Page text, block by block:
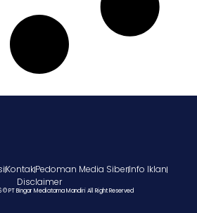
KontakPedoman Media SiberInfo Iklan
Disclaimer
© PT Bingar Mediatama Mandiri All Right Reserved